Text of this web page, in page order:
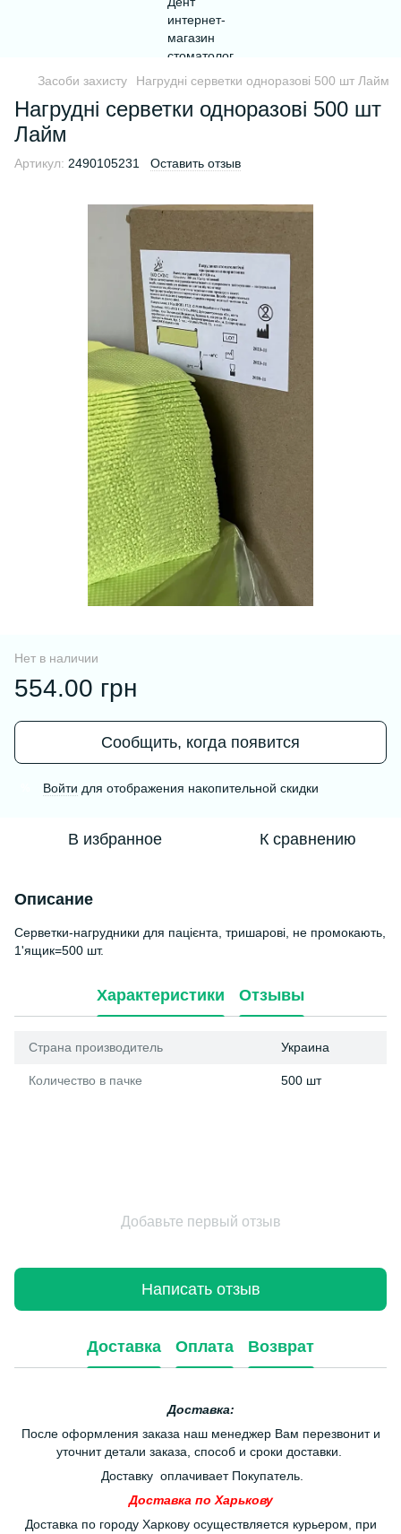
Засоби захисту Нагрудні серветки одноразові 500 шт Лайм
Нагрудні серветки одноразові 500 шт
Лайм
Артикул: 2490105231 Оставить отзыв
Нет в наличии
554.00 грн
Сообщить, когда появится
Войти для отображения накопительной скидки
В избранное К сравнению
Описание
Серветки-нагрудники для пацієнта, тришарові, не промокають,
1'ящик=500 шт.
Характеристики Отзывы
Страна производитель Украина
Количество в пачке 500 шт
Добавьте первый отзыв
Написать отзыв
Доставка Оплата Возврат
Доставка:
После оформления заказа наш менеджер Вам перезвонит и
уточнит детали заказа, способ и сроки доставки.
Доставку оплачивает Покупатель.
Доставка по Харькову
Доставка по городу Харкову осуществляется курьером, при